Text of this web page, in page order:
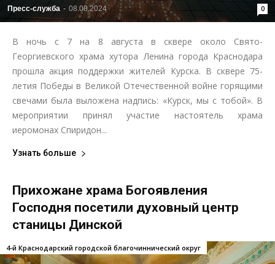
Пресс-служба - 08.08.2024 0
В ночь с 7 на 8 августа в сквере около Свято-
Георгиевского храма хутора Ленина города Краснодара
прошла акция поддержки жителей Курска. В сквере 75-
летия Победы в Великой Отечественной войне горящими
свечами была выложена надпись: «Курск, мы с тобой». В
мероприятии принял участие настоятель храма
иеромонах Спиридон...
Узнать больше
Прихожане храма Богоявления
Господня посетили духовный центр
станицы Динской
4-й Краснодарский городской благочиннический округ